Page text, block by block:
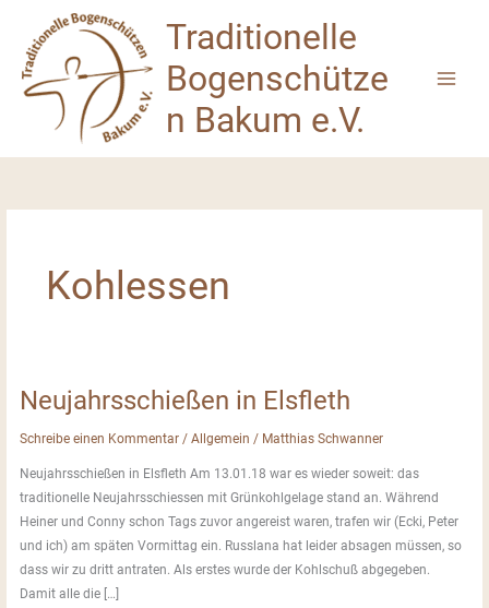
springen
Traditionelle
Bogenschütze
n Bakum e.V.
Kohlessen
Neujahrsschießen in Elsfleth
Schreibe einen Kommentar /Allgemein / Matthias Schwanner
Neujahrsschießen in Elsfleth Am 13.01.18 war es wieder soweit: das
traditionelle Neujahrsschiessen mit Grünkohlgelage stand an. Während
Heiner und Conny schon Tags zuvor angereist waren, trafen wir (Ecki, Peter
und ich) am späten Vormittag ein. Russlana hat leider absagen müssen, so
dass wir zu dritt antraten. Als erstes wurde der Kohlschuß abgegeben.
Damit alle die […]